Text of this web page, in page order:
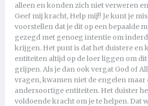
alleen en konden zich niet verweren
Geef mij kracht, Help mij!! Je kunt je
voorstellen dat je dit op een bepaalde
gezegd met genoeg intentie om
krijgen. Het punt is dat het duistere en
entiteiten altijd op de loer liggen om
grijpen. Als je dan ook vergat God of
vragen, kwamen niet de engelen maar
andersoortige entiteiten. Het duister
voldoende kracht om je te helpen. Dat